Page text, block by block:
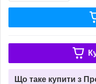
Що таке купити з